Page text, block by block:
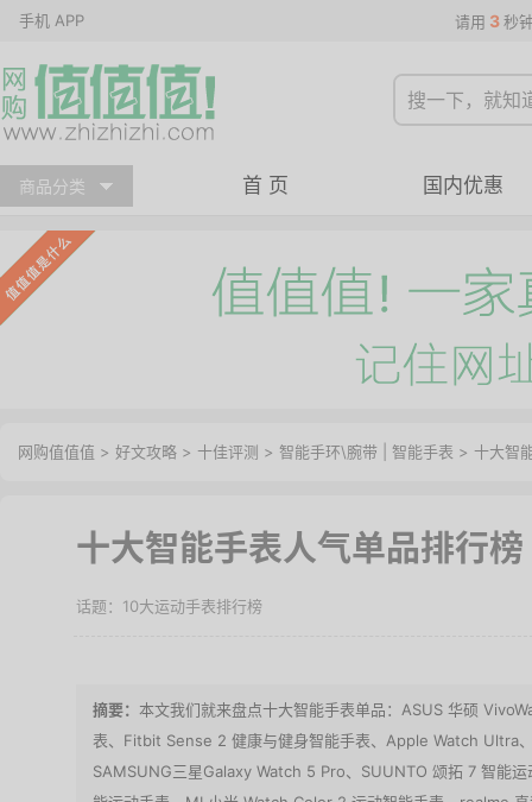
手机 APP 请用 3 秒
商品分类 首 页 国内优惠
网购值值值 > 好文攻略 > 十佳评测 > 智能手环\腕带 智能手表 > 十大智
十大智能手表人气单品排行榜
10大运动手表排行榜
本文我们就来盘点十大智能手表单品：ASUS 华硕
表、Fitbit Sense 2 健康与健身智能手表、Apple Watch Ultra
SAMSUNG三星Galaxy Watch 5 Pro、SUUNTO 颂拓 7 智能